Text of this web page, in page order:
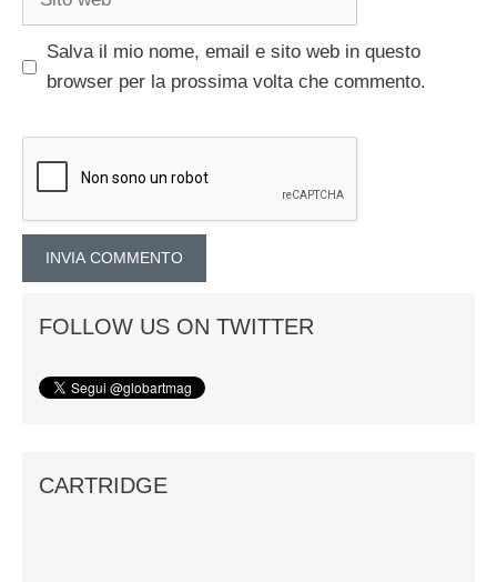
Salva il mio nome, email e sito web in questo
browser per la prossima volta che commento.
FOLLOW US ON TWITTER
CARTRIDGE